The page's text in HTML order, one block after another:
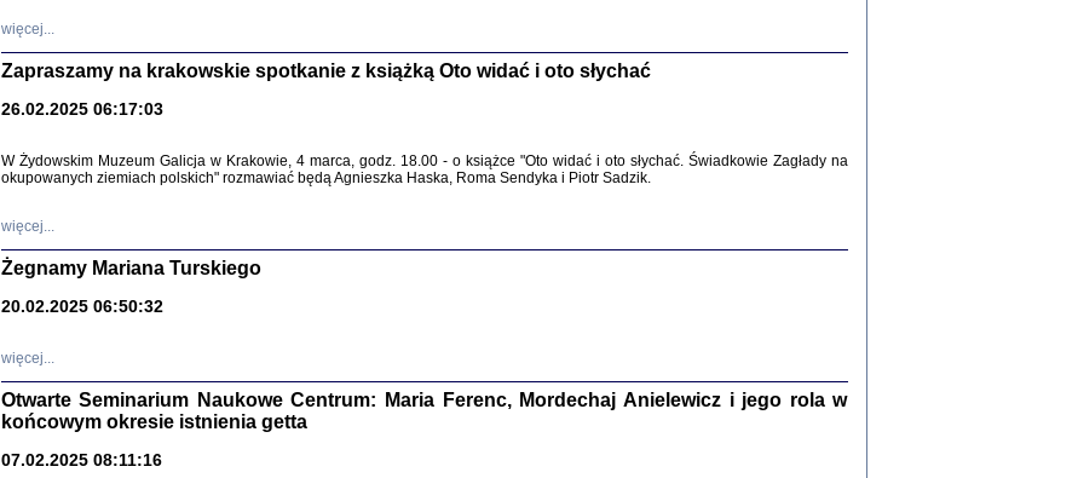
Warszawa 2017
więcej...
Zapraszamy na krakowskie spotkanie z książką Oto widać i oto słychać
26.02.2025 06:17:03
W Żydowskim Muzeum Galicja w Krakowie, 4 marca, godz. 18.00 - o książce "Oto widać i oto słychać. Świadkowie Zagłady na
okupowanych ziemiach polskich" rozmawiać będą Agnieszka Haska, Roma Sendyka i Piotr Sadzik.
więcej...
Żegnamy Mariana Turskiego
20.02.2025 06:50:32
więcej...
Otwarte Seminarium Naukowe Centrum: Maria Ferenc, Mordechaj Anielewicz i jego rola w
końcowym okresie istnienia getta
07.02.2025 08:11:16